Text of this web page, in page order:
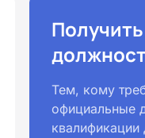
Тем, кому
официальные
квалификации